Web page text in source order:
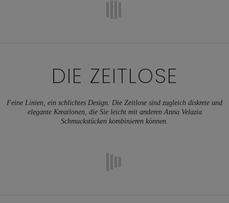
DIE ZEITLOSE
Feine Linien, ein schlichtes Design. Die Zeitlose sind zugleich diskrete und
elegante Kreationen, die Sie leicht mit anderen Anna Velazia
Schmuckstücken kombinieren können.